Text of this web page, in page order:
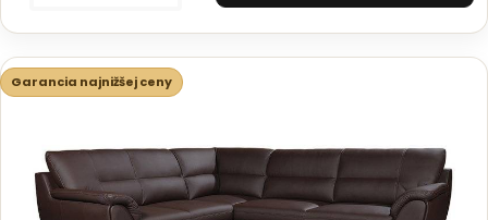
Garancia najnižšej ceny